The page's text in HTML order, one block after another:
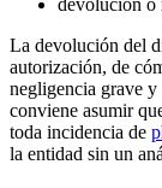
devolución o
La devolución del
autorización, de
negligencia grave
conviene asumir
toda incidencia de
la entidad sin un